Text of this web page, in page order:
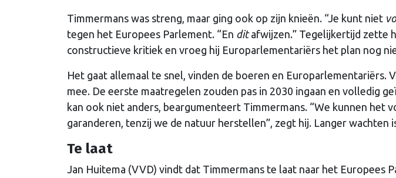
Timmermans was streng, maar ging ook op zijn knieën. “Je kunt niet
tegen het Europees Parlement. “En ditafwijzen.” Tegelijkertijd zette
constructieve kritiek en vroeg hij Europarlementariërs het plan nog
Het gaat allemaal te snel, vinden de boeren en Europarlementariërs.
mee. De eerste maatregelen zouden pas in 2030 ingaan en volledig
kan ook niet anders, beargumenteert Timmermans. “We kunnen het
garanderen, tenzij we de natuur herstellen”, zegt hij. Langer wachten
Te laat
Jan Huitema (VVD) vindt dat Timmermans te laat naar het Europees